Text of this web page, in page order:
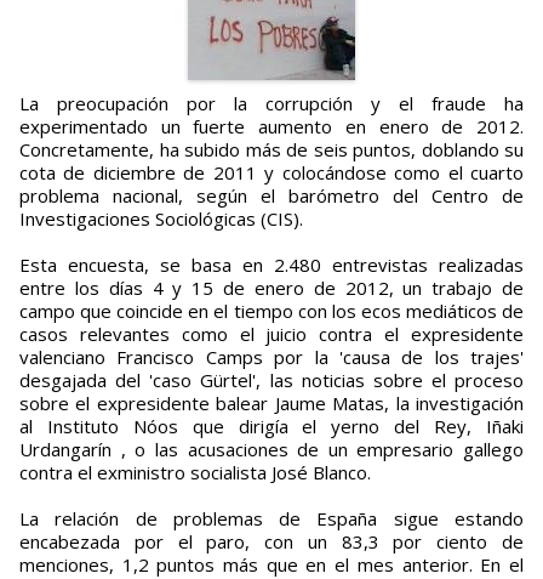
La preocupación por la corrupción y el fraude ha
experimentado un fuerte aumento en enero de 2012.
Concretamente, ha subido más de seis puntos, doblando su
cota de diciembre de 2011 y colocándose como el cuarto
problema nacional, según el barómetro del Centro de
Investigaciones Sociológicas (CIS).
Esta encuesta, se basa en 2.480 entrevistas realizadas
entre los días 4 y 15 de enero de 2012, un trabajo de
campo que coincide en el tiempo con los ecos mediáticos de
casos relevantes como el juicio contra el expresidente
valenciano Francisco Camps por la 'causa de los trajes'
desgajada del 'caso Gürtel', las noticias sobre el proceso
sobre el expresidente balear Jaume Matas, la investigación
al Instituto Nóos que dirigía el yerno del Rey, Iñaki
Urdangarín , o las acusaciones de un empresario gallego
contra el exministro socialista José Blanco.
La relación de problemas de España sigue estando
encabezada por el paro, con un 83,3 por ciento de
menciones, 1,2 puntos más que en el mes anterior. En el